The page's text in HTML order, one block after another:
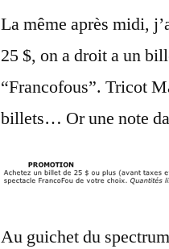
La même après midi,
25 $, on a droit a un
“Francofous”. Tricot
billets… Or une note
Au guichet du